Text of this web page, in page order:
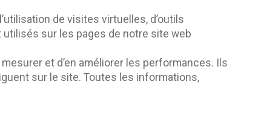
de visites virtuelles, d’outils
sur les pages de notre site web
et d’en améliorer les performances. Ils
sur le site. Toutes les informations,